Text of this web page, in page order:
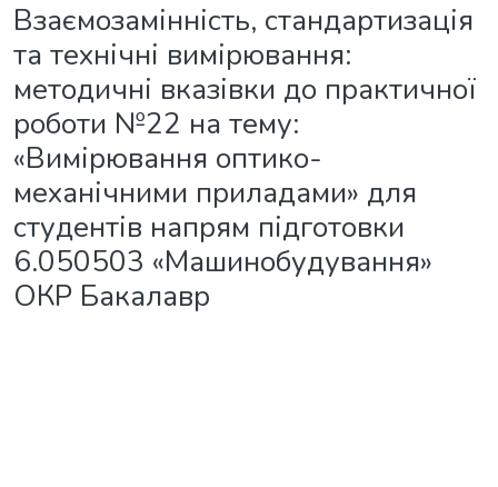
Взаємозамінність, стандартизація
та технічні вимірювання:
методичні вказівки до практичної
роботи №22 на тему:
«Вимірювання оптико-
механічними приладами» для
студентів напрям підготовки
6.050503 «Машинобудування»
ОКР Бакалавр